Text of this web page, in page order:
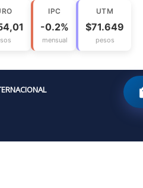
IPC
-0.2%
mensual
UTM
$71.649
pesos